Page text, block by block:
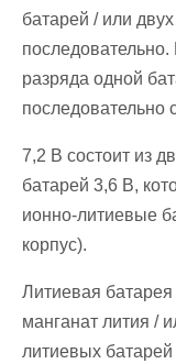
батарей / или
разряда одной
последовательно
7,2 В состоит из
батарей 3,6 В,
ионно-литиевые
корпус).
Литиевая батарея
манганат лития /
литиевых